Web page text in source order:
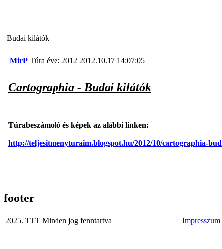
Budai kilátók
MirP Túra éve: 2012 2012.10.17 14:07:05
Cartographia - Budai kilátók
Túrabeszámoló és képek az alábbi linken:
http://teljesitmenyturaim.blogspot.hu/2012/10/cartographia-
footer
2025. TTT Minden jog fenntartva Impresszum